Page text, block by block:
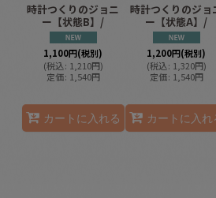
時計つくりのジョニ
ー【状態B】/
1,100円(税別)
(税込: 1,210円)
定価: 1,540円
カートに入れる
時計つくりのジョ
ー【状態A】/
1,200円(税別)
(税込: 1,320円)
定価: 1,540円
カートに入れ